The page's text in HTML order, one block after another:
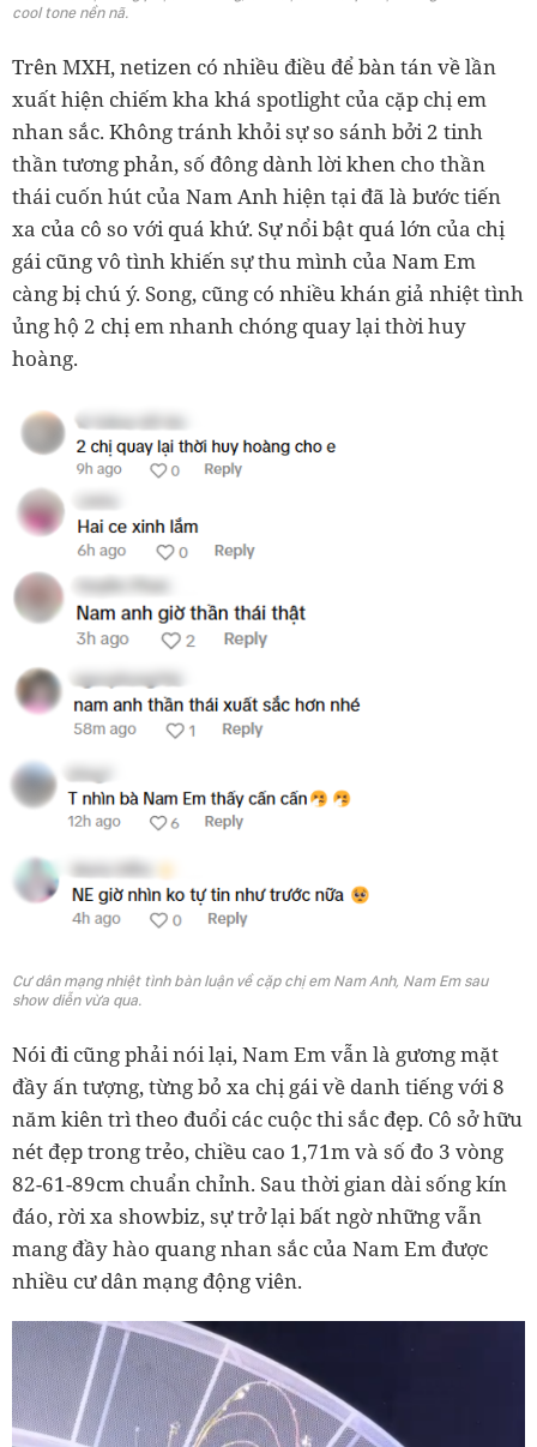
cool tone nền nã.
Trên MXH, netizen có nhiều điều để bàn tán về lần
xuất hiện chiếm kha khá spotlight của cặp chị em
nhan sắc. Không tránh khỏi sự so sánh bởi 2 tinh
thần tương phản, số đông dành lời khen cho thần
thái cuốn hút của Nam Anh hiện tại đã là bước tiến
xa của cô so với quá khứ. Sự nổi bật quá lớn của chị
gái cũng vô tình khiến sự thu mình của Nam Em
càng bị chú ý. Song, cũng có nhiều khán giả nhiệt tình
ủng hộ 2 chị em nhanh chóng quay lại thời huy
hoàng.
Cư dân mạng nhiệt tình bàn luận về cặp chị em Nam Anh, Nam Em sau
show diễn vừa qua.
Nói đi cũng phải nói lại, Nam Em vẫn là gương mặt
đầy ấn tượng, từng bỏ xa chị gái về danh tiếng với 8
năm kiên trì theo đuổi các cuộc thi sắc đẹp. Cô sở hữu
nét đẹp trong trẻo, chiều cao 1,71m và số đo 3 vòng
82-61-89cm chuẩn chỉnh. Sau thời gian dài sống kín
đáo, rời xa showbiz, sự trở lại bất ngờ những vẫn
mang đầy hào quang nhan sắc của Nam Em được
nhiều cư dân mạng động viên.